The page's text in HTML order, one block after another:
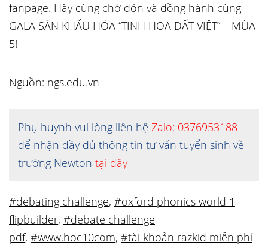
fanpage. Hãy cùng chờ đón và đồng hành cùng
GALA SÂN KHẤU HÓA “TINH HOA ĐẤT VIỆT” – MÙA
5!
Nguồn: ngs.edu.vn
Phụ huynh vui lòng liên hệ Zalo: 0376953188
để nhận đầy đủ thông tin tư vấn tuyển sinh về
trường Newton tại đây
#debating challenge, #oxford phonics world 1
flipbuilder, #debate challenge
pdf, #www.hoc10com, #tài khoản razkid miễn phí